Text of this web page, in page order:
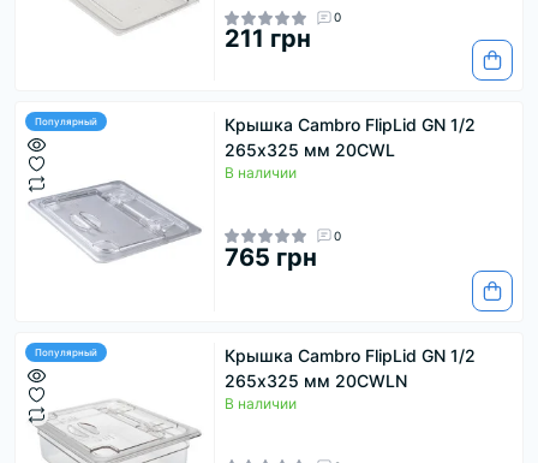
0
211 грн
Популярный
Крышка Cambro FlipLid GN 1/2
265х325 мм 20CWL
В наличии
0
765 грн
Популярный
Крышка Cambro FlipLid GN 1/2
265х325 мм 20CWLN
В наличии